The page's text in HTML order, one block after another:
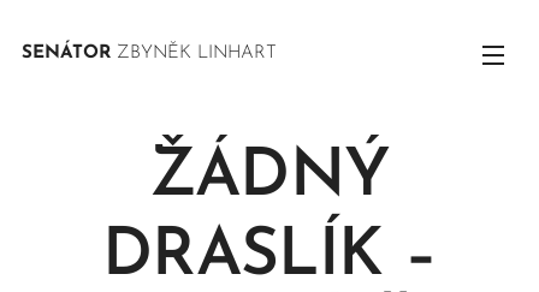
SENÁTOR ZBYNĚK LINHART
ŽÁDNÝ
DRASLÍK –